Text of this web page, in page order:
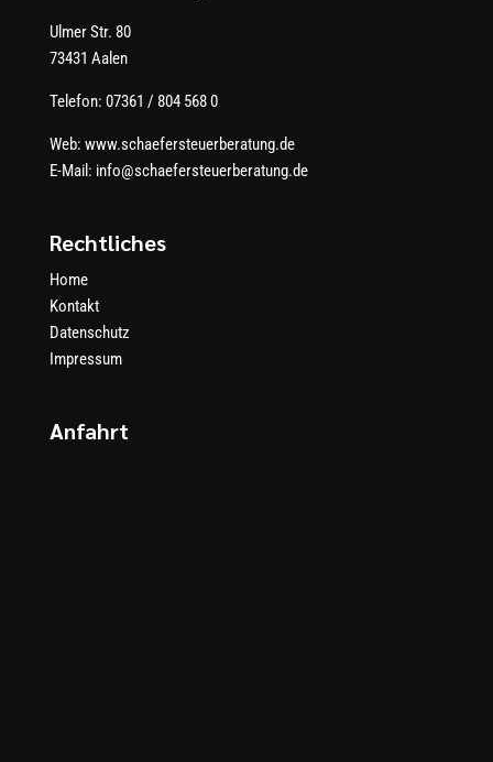
Ulmer Str. 80
73431 Aalen
Telefon: 07361 / 804 568 0
Web: www.schaefersteuerberatung.de
E-Mail: info@schaefersteuerberatung.de
Rechtliches
Home
Kontakt
Datenschutz
Impressum
Anfahrt